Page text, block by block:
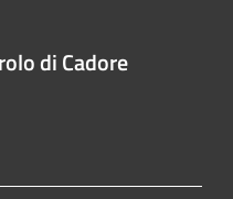
di Cadore